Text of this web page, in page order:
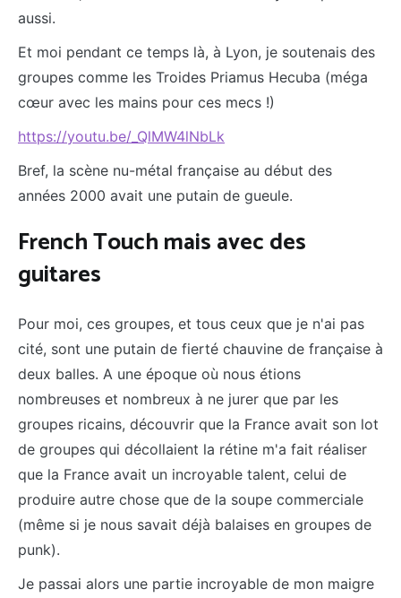
aussi.
Et moi pendant ce temps là, à Lyon, je soutenais des
groupes comme les Troides Priamus Hecuba (méga
cœur avec les mains pour ces mecs !)
https://youtu.be/_QlMW4lNbLk
Bref, la scène nu-métal française au début des
années 2000 avait une putain de gueule.
French Touch mais avec des
guitares
Pour moi, ces groupes, et tous ceux que je n'ai pas
cité, sont une putain de fierté chauvine de française à
deux balles. A une époque où nous étions
nombreuses et nombreux à ne jurer que par les
groupes ricains, découvrir que la France avait son lot
de groupes qui décollaient la rétine m'a fait réaliser
que la France avait un incroyable talent, celui de
produire autre chose que de la soupe commerciale
(même si je nous savait déjà balaises en groupes de
punk).
Je passai alors une partie incroyable de mon maigre